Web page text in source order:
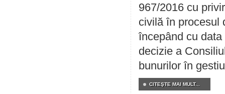
967/2016 cu
civilă în procesul
începând cu
decizie a
bunurilor în
CITEŞTE MAI MULT...